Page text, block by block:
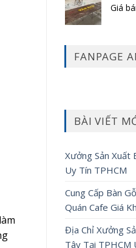
Giá
FANPAGE
BÀI VIẾT
Xưởng Sản Xuất
Uy Tín TPHCM
Cung Cấp Bàn
Quán Cafe Giá
Địa Chỉ Xưởng
Tây Tại TPHCM